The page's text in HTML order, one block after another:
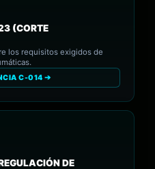
(CORTE
los requisitos exigidos de
C-014 ➔
DE